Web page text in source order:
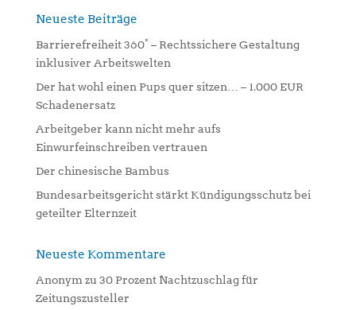
n
v
e
:
Neueste Beiträge
Barrierefreiheit 360° – Rechtssichere Gestaltung
inklusiver Arbeitswelten
Der hat wohl einen Pups quer sitzen… – 1.000 EUR
Schadenersatz
Arbeitgeber kann nicht mehr aufs
Einwurfeinschreiben vertrauen
Der chinesische Bambus
Bundesarbeitsgericht stärkt Kündigungsschutz bei
geteilter Elternzeit
Neueste Kommentare
Anonym zu 30 Prozent Nachtzuschlag für
Zeitungszusteller